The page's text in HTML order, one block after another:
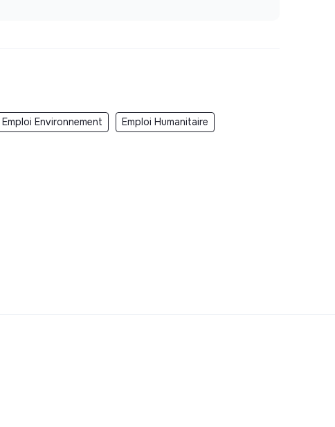
Emploi Environnement Emploi Humanitaire